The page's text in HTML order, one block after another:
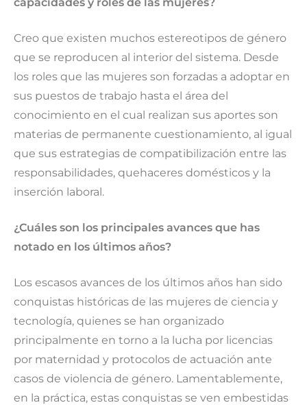
Creo que existen muchos estereotipos de género
que se reproducen al interior del sistema. Desde
los roles que las mujeres son forzadas a adoptar en
sus puestos de trabajo hasta el área del
conocimiento en el cual realizan sus aportes son
materias de permanente cuestionamiento, al igual
que sus estrategias de compatibilización entre las
responsabilidades, quehaceres domésticos y la
inserción laboral.
¿Cuáles son los principales avances que has
notado en los últimos años?
Los escasos avances de los últimos años han sido
conquistas históricas de las mujeres de ciencia y
tecnología, quienes se han organizado
principalmente en torno a la lucha por licencias
por maternidad y protocolos de actuación ante
casos de violencia de género. Lamentablemente,
en la práctica, estas conquistas se ven embestidas